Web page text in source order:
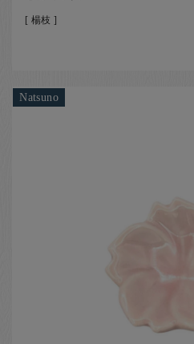
[ 楊枝 ]
Natsuno